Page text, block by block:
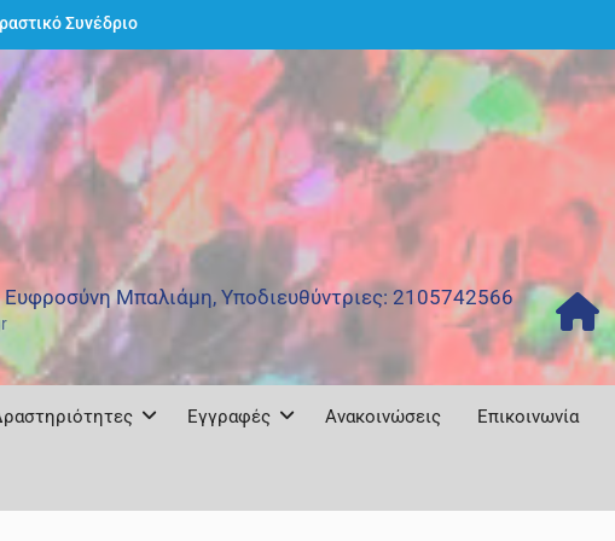
– Έκθεση
2026
2026-27
Συνέδριο
με θέμα: και
Ευφροσύνη Μπαλιάμη, Υποδιευθύντριες: 2105742566
Εγγραφές Ανακοινώσεις Επικοινωνία